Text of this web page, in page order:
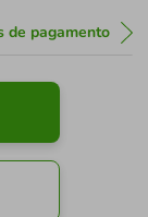
de pagamento